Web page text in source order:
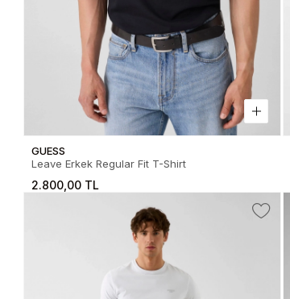
GUESS
Leave Erkek Regular Fit T-Shirt
2.800,00 TL